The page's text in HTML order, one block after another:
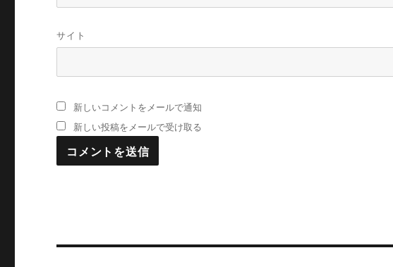
サイト
新しいコメントをメールで通知
新しい投稿をメールで受け取る